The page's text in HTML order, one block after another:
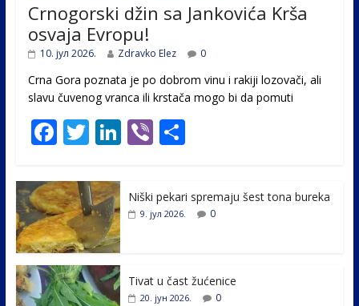
Crnogorski džin sa Jankovića Krša
osvaja Evropu!
10. јул 2026. Zdravko Elez 0
Crna Gora poznata je po dobrom vinu i rakiji lozovači, ali
slavu čuvenog vranca ili krstača mogo bi da pomuti
F
e
b
o
o
k
T
itt
er
Li
e
Vi
er
S
e
Niški pekari spremaju šest tona bureka
9. јул 2026. 0
Tivat u čast žućenice
20. јун 2026. 0